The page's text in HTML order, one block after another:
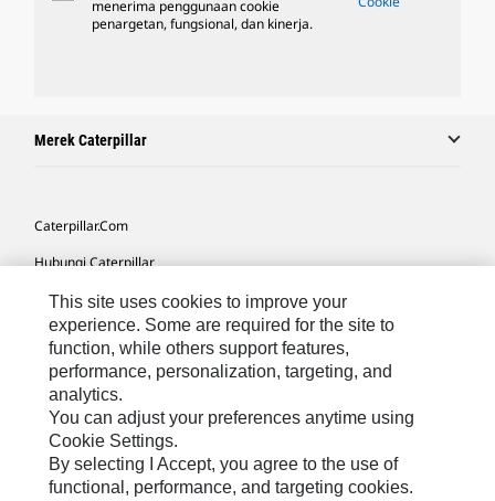
menerima penggunaan cookie
penargetan, fungsional, dan kinerja.
Merek Caterpillar
Caterpillar.com
Hubungi Caterpillar
Preferensi Pemasaran Saya
Peta Situs
Cookie Settings
Hukum
Privasi
This site uses cookies to improve your
experience. Some are required for the site to
function, while others support features,
performance, personalization, targeting, and
analytics.
You can adjust your preferences anytime using
Cookie Settings.
By selecting I Accept, you agree to the use of
functional, performance, and targeting cookies.